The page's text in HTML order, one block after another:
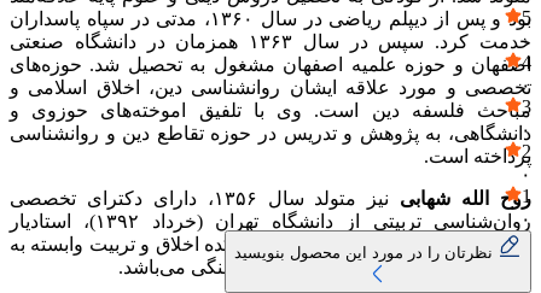
بود و پس از دیپلم ریاضی در سال ۱۳۶۰، مدتی در سپاه پاسداران
خدمت کرد. سپس در سال ۱۳۶۳ همزمان در دانشگاه صنعتی
اصفهان و حوزه علمیه اصفهان مشغول به تحصیل شد. حوزه‌های
تخصصی و مورد علاقه ایشان روانشناسی دین، اخلاق اسلامی و
مباحث فلسفه دین است. وی با تلفیق اموخته‌های حوزوی و
دانشگاهی، به پژوهش و تدریس در حوزه تقاطع دین و روانشناسی
پرداخته است.
روح الله شهابی
نیز متولد سال ۱۳۵۶، دارای دکترای تخصصی
روان‌شناسی تربیتی از دانشگاه تهران (خرداد ۱۳۹۲)، استادیار
پژوهشی در گروه روان‌شناسیِ پژوهشکده اخلاق و تربیت وابسته به
پژوهشگاه علوم انسانی و مطالعات فرهنگی می‌باشد.
5
۰
4
۰
3
۰
2
۰
1
۰
نظرتان را در مورد این محصول بنویسید